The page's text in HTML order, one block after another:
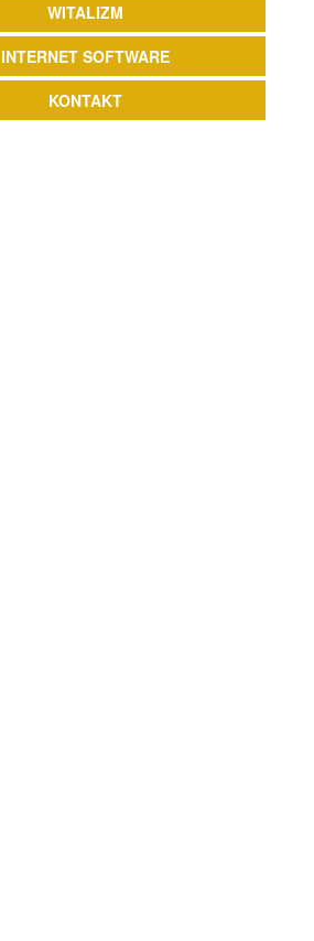
WITALIZM
INTERNET SOFTWARE
KONTAKT